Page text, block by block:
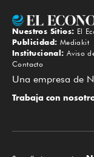
Nuestros Sitios: El
Publicidad: Mediakit
Institucional: Aviso
Contacto
Una empresa de
Trabaja con